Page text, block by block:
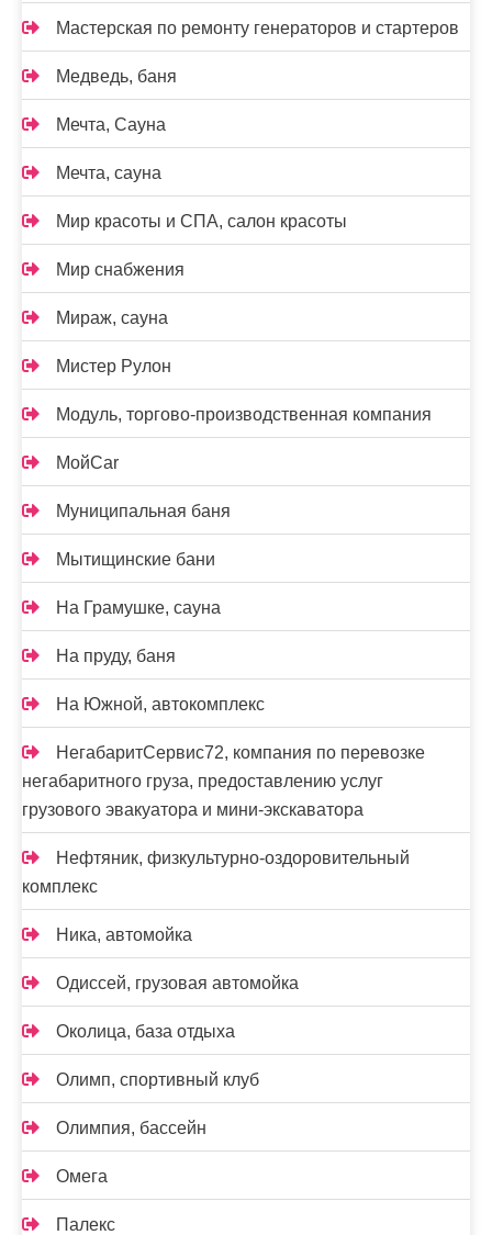
Мастерская по ремонту генераторов и стартеров
Медведь, баня
Мечта, Сауна
Мечта, сауна
Мир красоты и СПА, салон красоты
Мир снабжения
Мираж, сауна
Мистер Рулон
Модуль, торгово-производственная компания
МойCar
Муниципальная баня
Мытищинские бани
На Грамушке, сауна
На пруду, баня
На Южной, автокомплекс
НегабаритСервис72, компания по перевозке
негабаритного груза, предоставлению услуг
грузового эвакуатора и мини-экскаватора
Нефтяник, физкультурно-оздоровительный
комплекс
Ника, автомойка
Одиссей, грузовая автомойка
Околица, база отдыха
Олимп, спортивный клуб
Олимпия, бассейн
Омега
Палекс